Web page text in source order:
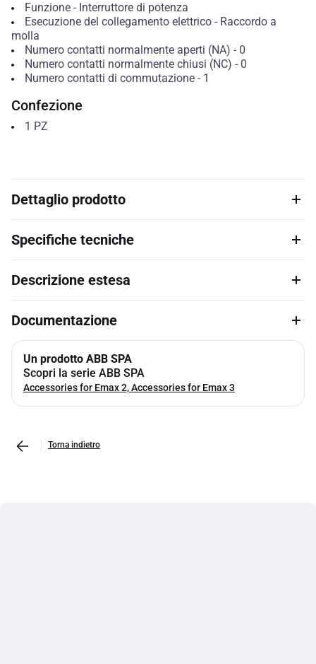
Funzione- Interruttore di potenza
Esecuzione del collegamento elettrico- Raccordo a
molla
Numero contatti normalmente aperti (NA) - 0
Numero contatti normalmente chiusi (NC) - 0
Numero contatti di commutazione- 1
Confezione
1 PZ
Dettaglio prodotto
Specifiche tecniche
Descrizione estesa
Documentazione
Un prodotto ABB SPA
Scopri la serie ABB SPA
Accessories for Emax 2, Accessories for Emax 3
Torna indietro